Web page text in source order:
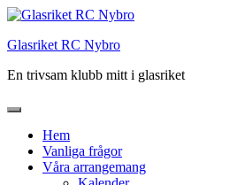
Hoppa
innehåll
Glasriket RC Nybro
En trivsam klubb mitt i glasriket
Hem
Vanliga frågor
Våra arrangemang